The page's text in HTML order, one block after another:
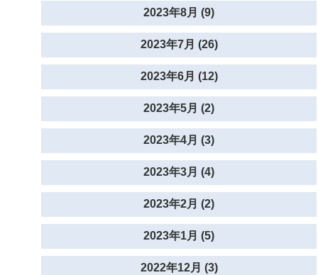
2023年8月 (9)
2023年7月 (26)
2023年6月 (12)
2023年5月 (2)
2023年4月 (3)
2023年3月 (4)
2023年2月 (2)
2023年1月 (5)
2022年12月 (3)